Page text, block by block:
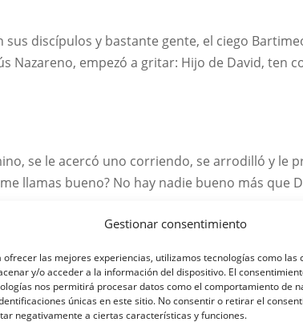
Gestionar consentimiento
ofrecer las mejores experiencias, utilizamos tecnologías como las
y/o acceder a la información del dispositivo. El
nos permitirá procesar datos como el comportamiento de
únicas en este sitio. No consentir o retirar el
negativamente a ciertas características y funciones.
sus discípulos y bastante gente, el ciego
Nazareno, empezó a gritar: Hijo de David, ten
se le acercó uno corriendo, se arrodilló y
llamas bueno? No hay nadie bueno más que
en la barca e ir delante de él a la otra ribera,
aparte; y cuando llegó la noche, estaba allí